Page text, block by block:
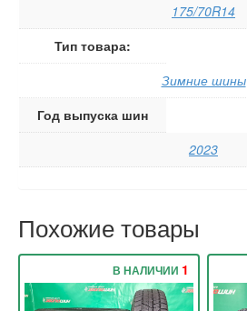
175/70R14
Тип товара:
Зимние шины
Год выпуска шин
2023
Похожие товары
В НАЛИЧИИ 1